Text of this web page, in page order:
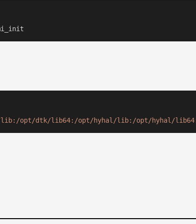
lib:/opt/dtk/lib64:/opt/hyhal/lib:/opt/hyhal/